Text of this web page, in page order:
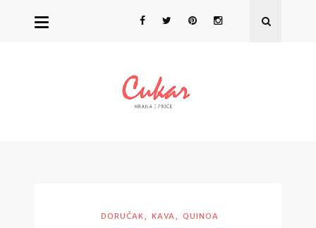
DORUČAK, KAVA, QUINOA